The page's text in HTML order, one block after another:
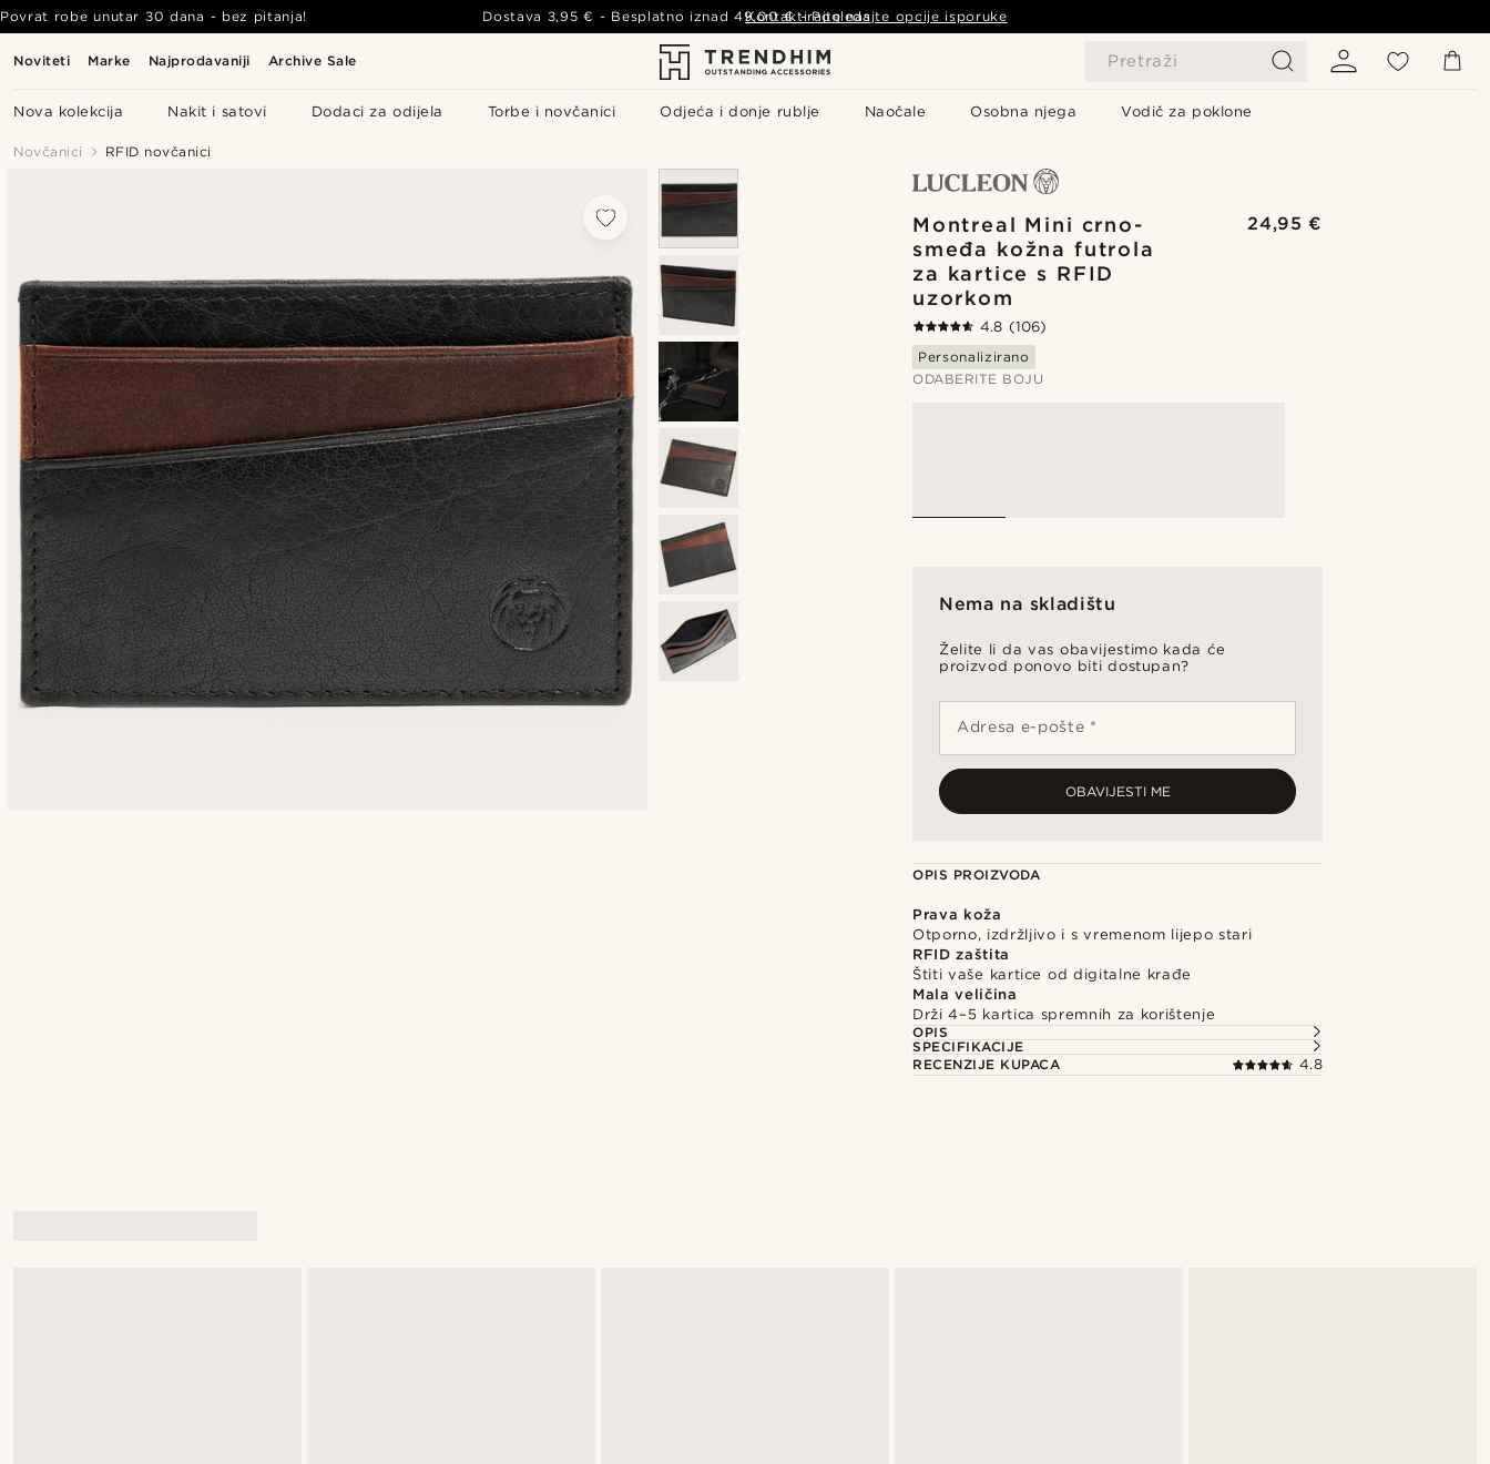
Noviteti Marke Najprodavaniji Archive Sale Pretraži
Nova kolekcija Nakit i satovi Dodaci za odijela Torbe i novčanici Odjeća i donje rublje Naočale Osobna njega Vodič za poklone
Povrat robe unutar 30 dana - bez pitanja! Dostava 3,95 € - Besplatno iznad49,00 € - Pogledajte opcije isporuke
Kontaktirajte nas
Novčanici RFID novčanici
Montreal Mini crno-
smeđa kožna futrola
za kartice s RFID
uzorkom
24,95 €
4.8 (106)
Personalizirano
ODABERITE BOJU
Nema na skladištu
Želite li da vas obavijestimo kada će
proizvod ponovo biti dostupan?
Adresa e-pošte *
OBAVIJESTI ME
OPIS PROIZVODA
Prava koža
Otporno, izdržljivo i s vremenom lijepo stari
RFID zaštita
Štiti vaše kartice od digitalne krađe
Mala veličina
Drži 4–5 kartica spremnih za korištenje
OPIS
SPECIFIKACIJE
RECENZIJE KUPACA
4.8